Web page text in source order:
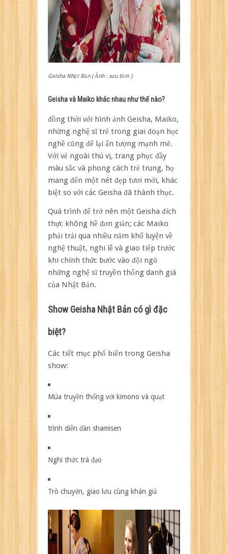
Geisha Nhật Bản ( Ảnh : sưu tầm )
Geisha và Maiko khác nhau như thế nào?
đồng thời với hình ảnh Geisha, Maiko,
những nghệ sĩ trẻ trong giai đoạn học
nghề cũng để lại ấn tượng mạnh mẽ.
Với vẻ ngoài thú vị, trang phục đầy
màu sắc và phong cách trẻ trung, họ
mang đến một nét đẹp tươi mới, khác
biệt so với các Geisha đã thành thục.
Quá trình để trở nên một Geisha đích
thực không hề đơn giản; các Maiko
phải trải qua nhiều năm khổ luyện về
nghệ thuật, nghi lễ và giao tiếp trước
khi chính thức bước vào đội ngũ
những nghệ sĩ truyền thống danh giá
của Nhật Bản.
Show Geisha Nhật Bản có gì đặc
biệt?
Các tiết mục phổ biến trong Geisha
show:
Múa truyền thống với kimono và quạt
trình diễn đàn shamisen
Nghi thức trà đạo
Trò chuyện, giao lưu cùng khán giả